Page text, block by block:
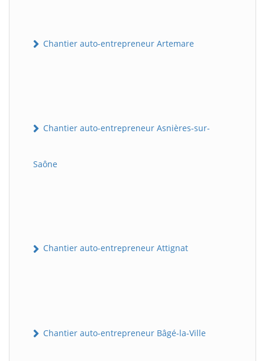
Chantier auto-entrepreneur Artemare
Chantier auto-entrepreneur Asnières-sur-
Saône
Chantier auto-entrepreneur Attignat
Chantier auto-entrepreneur Bâgé-la-Ville